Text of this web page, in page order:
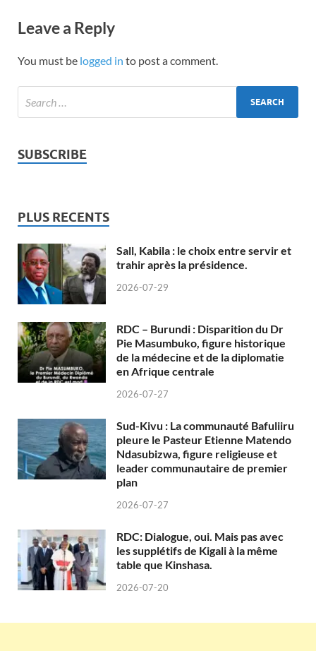
Leave a Reply
You must be logged in to post a comment.
SUBSCRIBE
PLUS RECENTS
Sall, Kabila : le choix entre servir et
trahir après la présidence.
2026-07-29
RDC – Burundi : Disparition du Dr
Pie Masumbuko, figure historique
de la médecine et de la diplomatie
en Afrique centrale
2026-07-27
Sud-Kivu : La communauté Bafuliiru
pleure le Pasteur Etienne Matendo
Ndasubizwa, figure religieuse et
leader communautaire de premier
plan
2026-07-27
RDC: Dialogue, oui. Mais pas avec
les supplétifs de Kigali à la même
table que Kinshasa.
2026-07-20